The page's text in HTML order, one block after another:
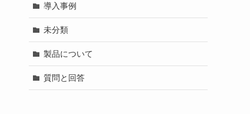
導入事例
未分類
製品について
質問と回答